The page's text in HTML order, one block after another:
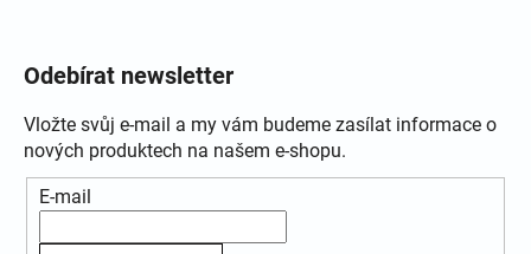
Odebírat newsletter
Vložte svůj e-mail a my vám budeme zasílat informace o
nových produktech na našem e-shopu.
E-mail